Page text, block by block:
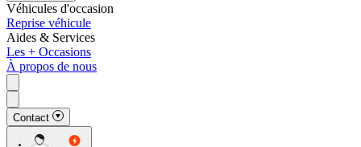
Véhicules d'occasion
Reprise véhicule
Aides & Services
Les + Occasions
À propos de nous
Contact